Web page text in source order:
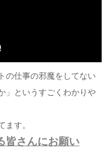
の仕事の邪魔をしてない
」というすごくわかりや
ます。
皆さんにお願い